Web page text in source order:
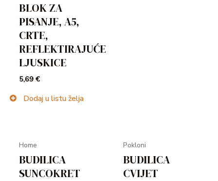
BLOK ZA
PISANJE, A5,
CRTE,
REFLEKTIRAJUĆE
LJUSKICE
5,69€
Dodaj u listu želja
Home
BUDILICA
SUNCOKRET
Pokloni
BUDILICA
CVIJET